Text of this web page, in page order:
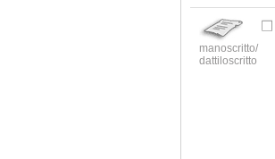
manoscritto/
dattiloscritto